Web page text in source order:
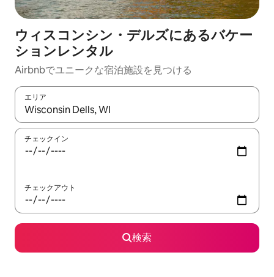
ウィスコンシン・デルズにあるバケー
ションレンタル
Airbnbでユニークな宿泊施設を見つける
エリア
検索結果が表示されたら、上下の矢印キーを使って移動するか
チェックイン
チェックアウト
検索